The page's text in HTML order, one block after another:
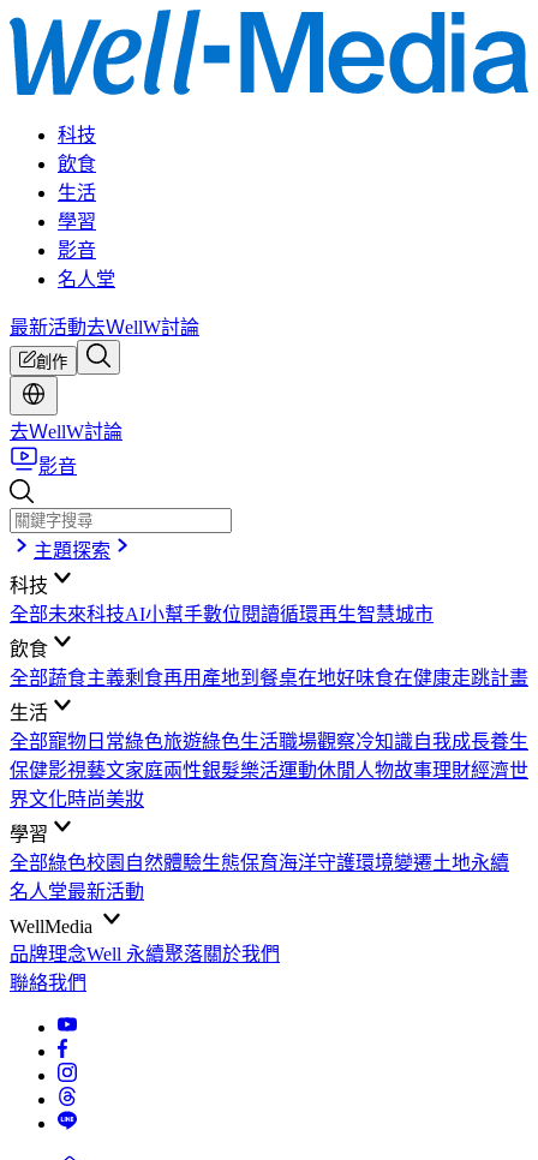
科技
飲食
生活
學習
影音
名人堂
最新活動去ＷellW討論
創作
去ＷellW討論
影音
主題探索
科技
全部未來科技AI小幫手數位閱讀循環再生智慧城市
飲食
全部蔬食主義剩食再用 產地到餐桌在地好味食在健康走跳計畫
生活
全部寵物日常綠色旅遊綠色生活職場觀察冷知識自我成長養生
保健影視藝文家庭兩性銀髮樂活運動休閒 人物故事理財經濟世
界文化時尚美妝
學習
全部綠色校園 自然體驗生態保育海洋守護環境變遷土地永續
名人堂最新活動
WellMedia
品牌理念Well 永續聚落關於我們
聯絡我們